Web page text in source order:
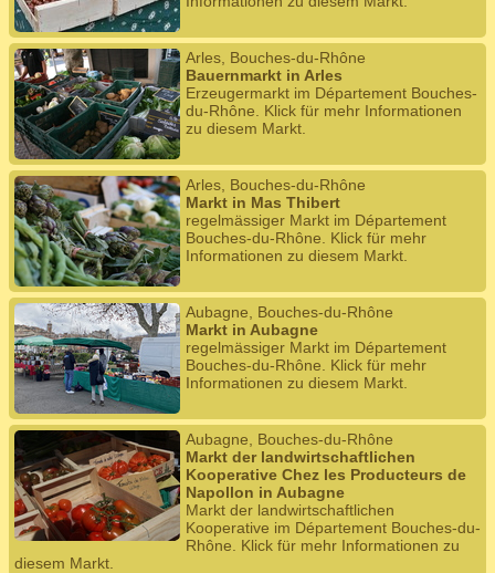
Arles, Bouches-du-Rhône
Bauernmarkt in Arles
Erzeugermarkt im Département Bouches-
du-Rhône. Klick für mehr Informationen
zu diesem Markt.
Arles, Bouches-du-Rhône
Markt in Mas Thibert
regelmässiger Markt im Département
Bouches-du-Rhône. Klick für mehr
Informationen zu diesem Markt.
Aubagne, Bouches-du-Rhône
Markt in Aubagne
regelmässiger Markt im Département
Bouches-du-Rhône. Klick für mehr
Informationen zu diesem Markt.
Aubagne, Bouches-du-Rhône
Markt der landwirtschaftlichen
Kooperative Chez les Producteurs de
Napollon in Aubagne
Markt der landwirtschaftlichen
Kooperative im Département Bouches-du-
Rhône. Klick für mehr Informationen zu
diesem Markt.